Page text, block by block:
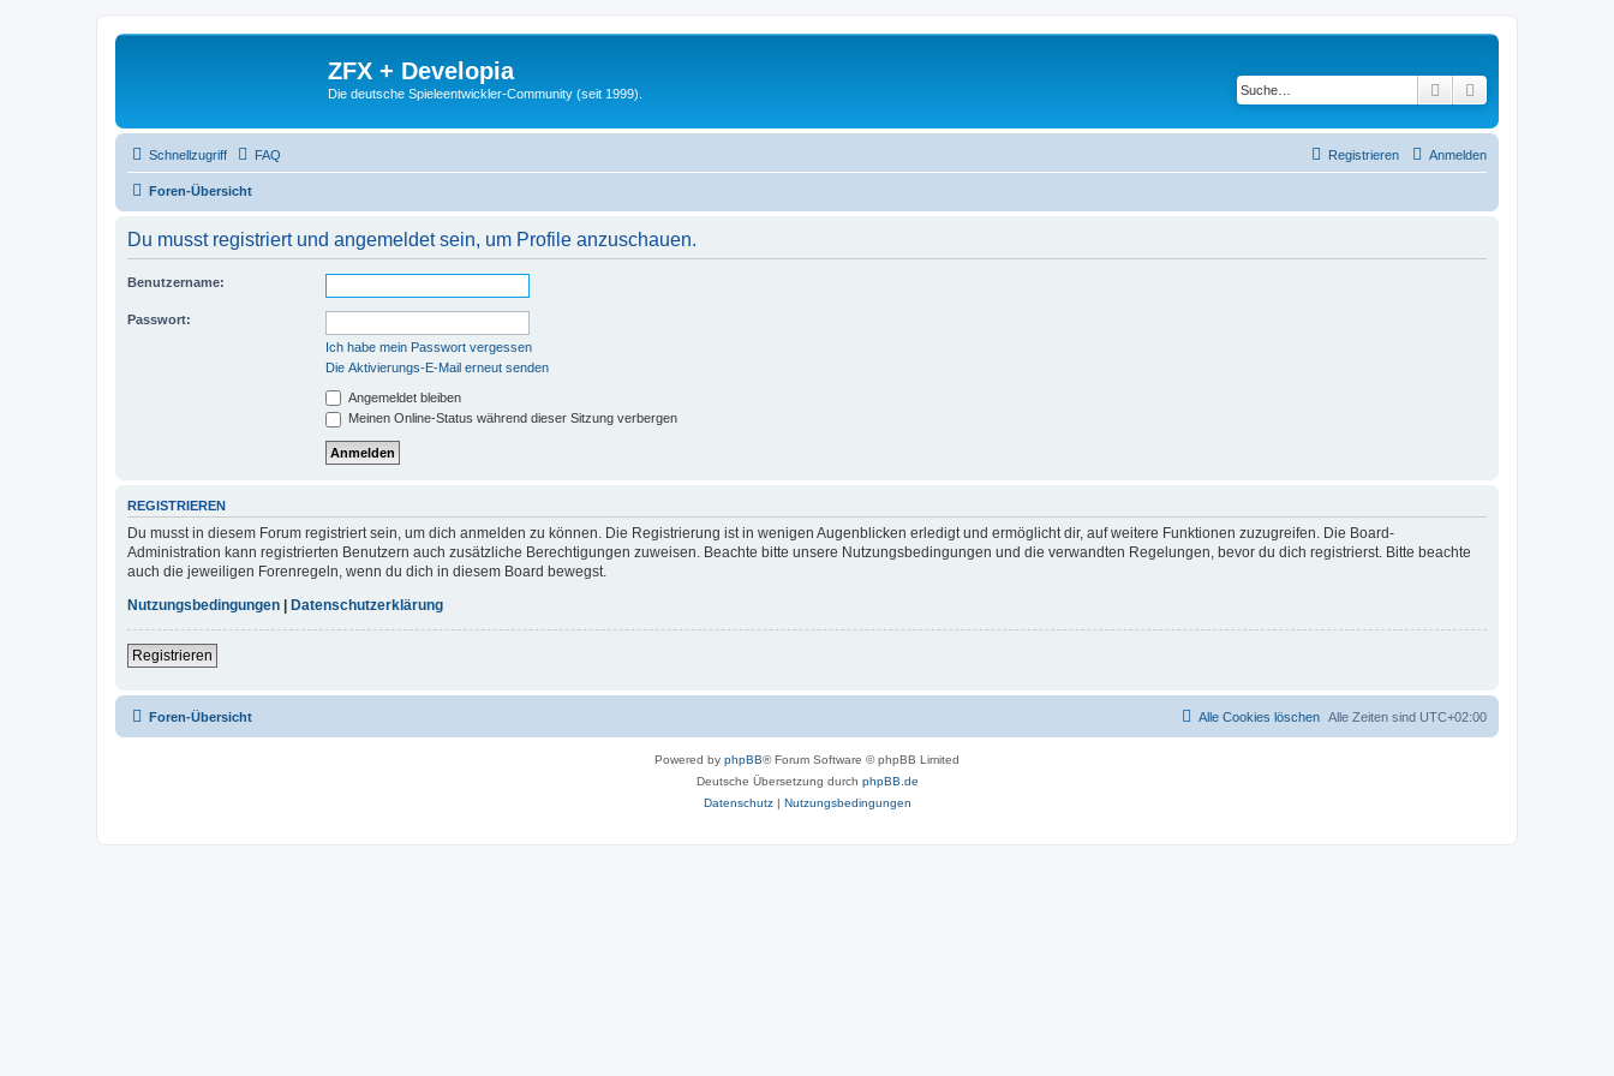
ZFX + Developia
Die deutsche Spieleentwickler-Community (seit 1999). Suche
Schnellzugriff FAQ Anmelden
Registrieren
Foren-Übersicht
Du musst registriert und angemeldet sein, um Profile anzuschauen.
Benutzername:
Passwort:
Ich habe mein Passwort vergessen
Die Aktivierungs-E-Mail erneut senden
Angemeldet bleiben
Meinen Online-Status während dieser Sitzung verbergen
REGISTRIEREN
Du musst in diesem Forum registriert sein, um dich anmelden zu können. Die Registrierung ist in wenigen Augenblicken erledigt und ermöglicht dir, auf weitere Funktionen zuzugreifen. Die Board-
Administration kann registrierten Benutzern auch zusätzliche Berechtigungen zuweisen. Beachte bitte unsere Nutzungsbedingungen und die verwandten Regelungen, bevor du dich registrierst. Bitte beachte
auch die jeweiligen Forenregeln, wenn du dich in diesem Board bewegst.
Nutzungsbedingungen
Datenschutzerklärung
Registrieren
Foren-Übersicht Alle Zeiten sind UTC+02:00
Alle Cookies löschen
Powered by phpBB® Forum Software © phpBB Limited
Deutsche Übersetzung durch phpBB.de
Datenschutz| Nutzungsbedingungen